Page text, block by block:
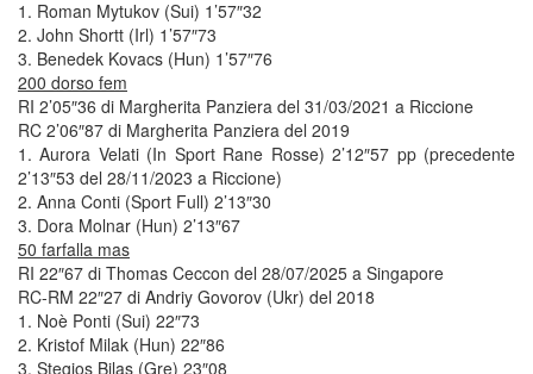
1. Roman Mytukov (Sui) 1’57″32
2. John Shortt (Irl) 1’57″73
3. Benedek Kovacs (Hun) 1’57″76
200 dorso fem
RI 2’05″36 di Margherita Panziera del 31/03/2021 a Riccione
RC 2’06″87 di Margherita Panziera del 2019
1. Aurora Velati (In Sport Rane Rosse) 2’12″57 pp (precedente
2’13″53 del 28/11/2023 a Riccione)
2. Anna Conti (Sport Full) 2’13″30
3. Dora Molnar (Hun) 2’13″67
50 farfalla mas
RI 22″67 di Thomas Ceccon del 28/07/2025 a Singapore
RC-RM 22″27 di Andriy Govorov (Ukr) del 2018
1. Noè Ponti (Sui) 22″73
2. Kristof Milak (Hun) 22″86
3. Stegios Bilas (Gre) 23″08